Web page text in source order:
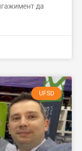
да
UFSD